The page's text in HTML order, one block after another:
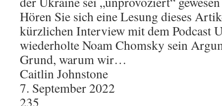
Hören Sie sich eine Lesung dieses
kürzlichen Interview mit dem Podcast
wiederholte Noam Chomsky sein
Grund, warum wir…
Caitlin Johnstone
7. September 2022
235